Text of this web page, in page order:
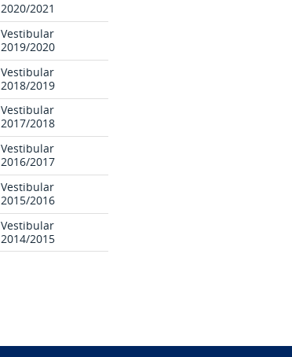
2020/2021
Vestibular
2019/2020
Vestibular
2018/2019
Vestibular
2017/2018
Vestibular
2016/2017
Vestibular
2015/2016
Vestibular
2014/2015